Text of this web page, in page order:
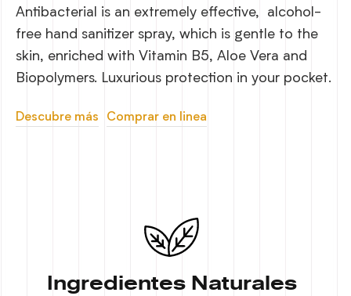
Antibacterial is an extremely effective, alcohol-
free hand sanitizer spray, which is gentle to the
skin, enriched with Vitamin B5, Aloe Vera and
Biopolymers. Luxurious protection in your pocket.
Descubre más Comprar en linea
Ingredientes Naturales